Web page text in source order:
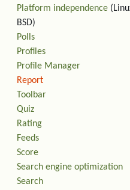
Platform independence
BSD)
Polls
Profiles
Profile Manager
Report
Toolbar
Quiz
Rating
Feeds
Score
Search engine optimization
Search